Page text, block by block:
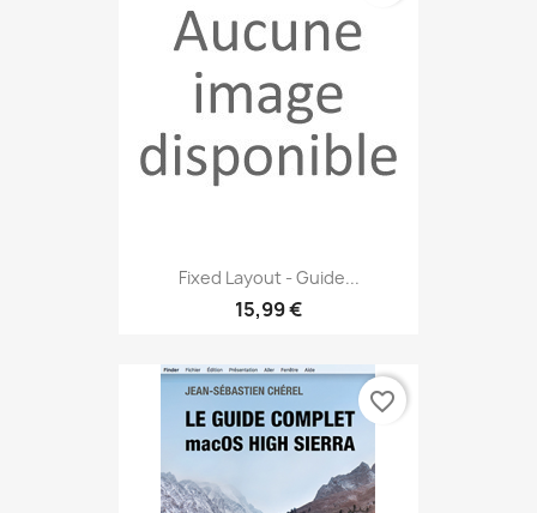
Fixed Layout - Guide...
15,99 €
favorite_border